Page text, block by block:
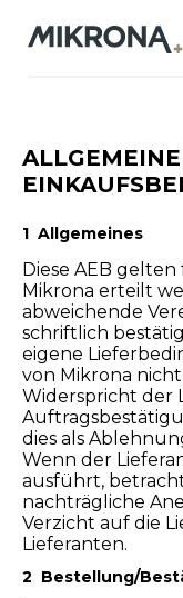
ALLGEMEINE
1 Allgemeines
Diese AEB
Mikrona erteilt
abweichende
schriftlich
eigene
von Mikrona
Widerspricht der
dies als
Wenn der
ausführt,
nachträgliche
Verzicht auf die
Lieferanten.
2 Bestellung/